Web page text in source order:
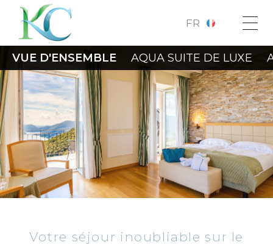
FR
Votre séjour inoubliable sur le
VUE D'ENSEMBLE AQUA SUITE DE LUXE